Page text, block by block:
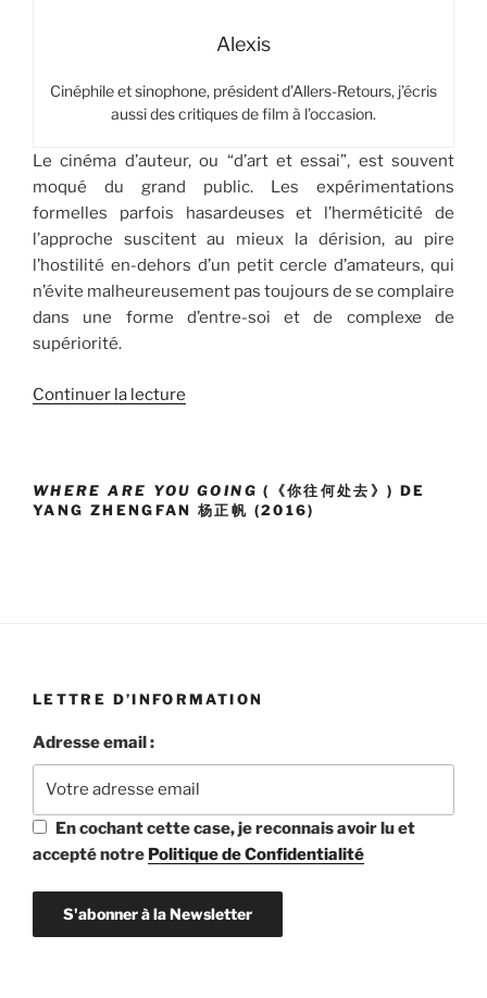
Alexis
Cinéphile et sinophone, président d’Allers-Retours, j’écris
aussi des critiques de film à l’occasion.
Le cinéma d’auteur, ou “d’art et essai”, est souvent
moqué du grand public. Les expérimentations
formelles parfois hasardeuses et l’herméticité de
l’approche suscitent au mieux la dérision, au pire
l’hostilité en-dehors d’un petit cercle d’amateurs, qui
n’évite malheureusement pas toujours de se complaire
dans une forme d’entre-soi et de complexe de
supériorité.
Continuer la lecture
going
(《你
Zhengfan
帆
(2016) »
WHERE ARE YOU GOING (《你往何处去》) DE
YANG ZHENGFAN 杨正帆 (2016)
LETTRE D’INFORMATION
Adresse email :
En cochant cette case, je reconnais avoir lu et
accepté notre Politique de Confidentialité